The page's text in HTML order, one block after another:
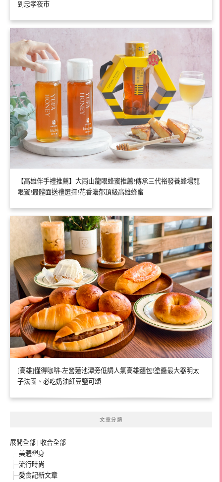
到忠孝夜市
【高雄伴手禮推薦】大崗山龍眼蜂蜜推薦!傳承三代裕發養蜂場龍
眼蜜!最體面送禮選擇!花香濃郁頂級高雄蜂蜜
[高雄]懂得咖啡-左營蓮池潭旁低調人氣高雄麵包!塗醬最大器明太
子法國、必吃奶油紅豆鹽可頌
文章分類
展開全部 | 收合全部
美體塑身
流行時尚
愛食記新文章